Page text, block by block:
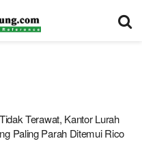
Terawat, Kantor Lurah
Paling Parah Ditemui Rico